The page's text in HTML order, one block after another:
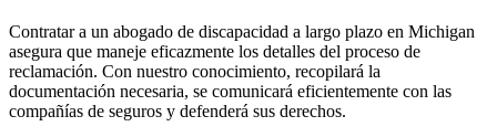
Contratar a un abogado de discapacidad a largo plazo en Michigan
asegura que maneje eficazmente los detalles del proceso de
reclamación. Con nuestro conocimiento, recopilará la
documentación necesaria, se comunicará eficientemente con las
compañías de seguros y defenderá sus derechos.